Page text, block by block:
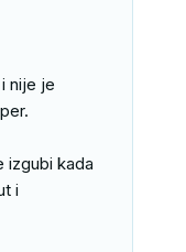
nije je
izgubi kada
i